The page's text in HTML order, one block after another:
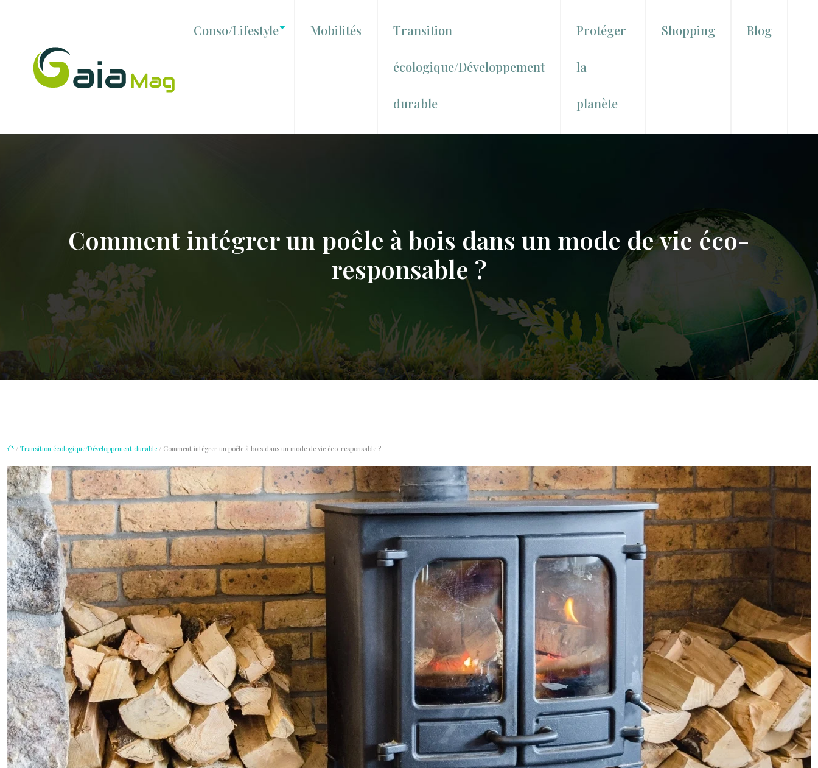
Conso/Lifestyle Mobilités Transition
écologique/Développement
durable
Protéger
la
planète
Shopping Blog
Comment intégrer un poêle à bois dans un mode de vie éco-
responsable ?
/ Transition écologique/Développement durable / Comment intégrer un poêle à bois dans un mode de vie éco-responsable ?